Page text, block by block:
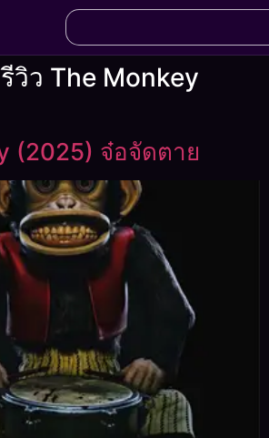
รีวิว The Monkey
(2025) จ๋อจัดตาย